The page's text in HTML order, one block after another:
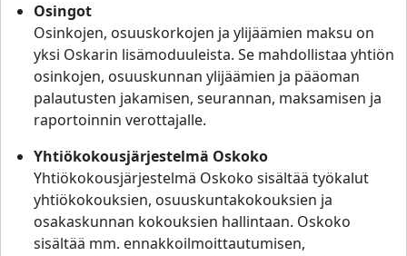
Osingot
Osinkojen, osuuskorkojen ja ylijäämien maksu on
yksi Oskarin lisämoduuleista. Se mahdollistaa yhtiön
osinkojen, osuuskunnan ylijäämien ja pääoman
palautusten jakamisen, seurannan, maksamisen ja
raportoinnin verottajalle.
Yhtiökokousjärjestelmä Oskoko
Yhtiökokousjärjestelmä Oskoko sisältää työkalut
yhtiökokouksien, osuuskuntakokouksien ja
osakaskunnan kokouksien hallintaan. Oskoko
sisältää mm. ennakkoilmoittautumisen,